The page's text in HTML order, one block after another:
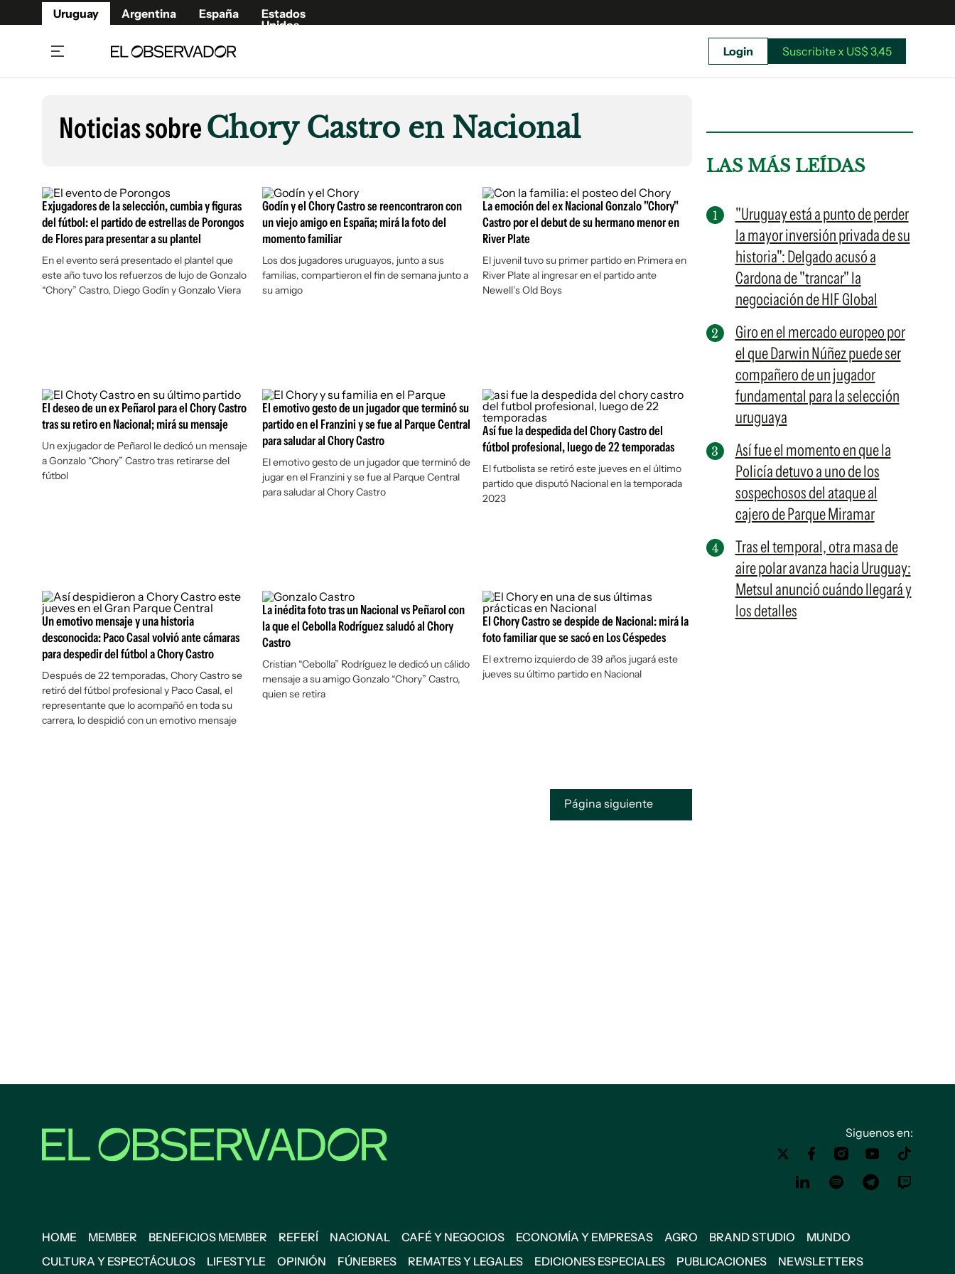
Uruguay Argentina España
Estados
Unidos
Beneficios Member
Café y Negocios
Economía y Empresas
Agro
Brand Studio
Mundo
Fúnebres
Publicaciones
Newsletters
Argentina
España
Estados Unidos
Suscribite x US$ 3,45
Login Suscribite x US$ 3,45
Noticias sobreChory Castro en Nacional
Exjugadores de la selección, cumbia y figuras
del fútbol: el partido de estrellas de Porongos
de Flores para presentar a su plantel
En el evento será presentado el plantel que
este año tuvo los refuerzos de lujo de Gonzalo
“Chory” Castro, Diego Godín y Gonzalo Viera
Godín y el Chory Castro se reencontraron con
un viejo amigo en España; mirá la foto del
momento familiar
Los dos jugadores uruguayos, junto a sus
familias, compartieron el fin de semana junto a
su amigo
La emoción del ex Nacional Gonzalo "Chory"
Castro por el debut de su hermano menor en
River Plate
El juvenil tuvo su primer partido en Primera en
River Plate al ingresar en el partido ante
Newell’s Old Boys
El deseo de un ex Peñarol para el Chory Castro
tras su retiro en Nacional; mirá su mensaje
Un exjugador de Peñarol le dedicó un mensaje
a Gonzalo “Chory” Castro tras retirarse del
fútbol
El emotivo gesto de un jugador que terminó su
partido en el Franzini y se fue al Parque Central
para saludar al Chory Castro
El emotivo gesto de un jugador que terminó de
jugar en el Franzini y se fue al Parque Central
para saludar al Chory Castro
Así fue la despedida del Chory Castro del
fútbol profesional, luego de 22 temporadas
El futbolista se retiró este jueves en el último
partido que disputó Nacional en la temporada
2023
Un emotivo mensaje y una historia
desconocida: Paco Casal volvió ante cámaras
para despedir del fútbol a Chory Castro
Después de 22 temporadas, Chory Castro se
retiró del fútbol profesional y Paco Casal, el
representante que lo acompañó en toda su
carrera, lo despidió con un emotivo mensaje
La inédita foto tras un Nacional vs Peñarol con
la que el Cebolla Rodríguez saludó al Chory
Castro
Cristian “Cebolla” Rodríguez le dedicó un cálido
mensaje a su amigo Gonzalo “Chory” Castro,
quien se retira
El Chory Castro se despide de Nacional: mirá la
foto familiar que se sacó en Los Céspedes
El extremo izquierdo de 39 años jugará este
jueves su último partido en Nacional
Página siguiente
LAS MÁS LEÍDAS
"Uruguay está a punto de perder
la mayor inversión privada de su
historia": Delgado acusó a
Cardona de "trancar" la
negociación de HIF Global
Giro en el mercado europeo por
el que Darwin Núñez puede ser
compañero de un jugador
fundamental para la selección
uruguaya
Así fue el momento en que la
Policía detuvo a uno de los
sospechosos del ataque al
cajero de Parque Miramar
Tras el temporal, otra masa de
aire polar avanza hacia Uruguay:
Metsul anunció cuándo llegará y
los detalles
Siguenos en:
HOME MEMBER BENEFICIOS MEMBER REFERÍ NACIONAL CAFÉ Y NEGOCIOS ECONOMÍA Y EMPRESAS AGRO BRAND STUDIO
MUNDO
CULTURA Y ESPECTÁCULOS
LIFESTYLE OPINIÓN FÚNEBRES REMATES Y LEGALES EDICIONES ESPECIALES PUBLICACIONES NEWSLETTERS